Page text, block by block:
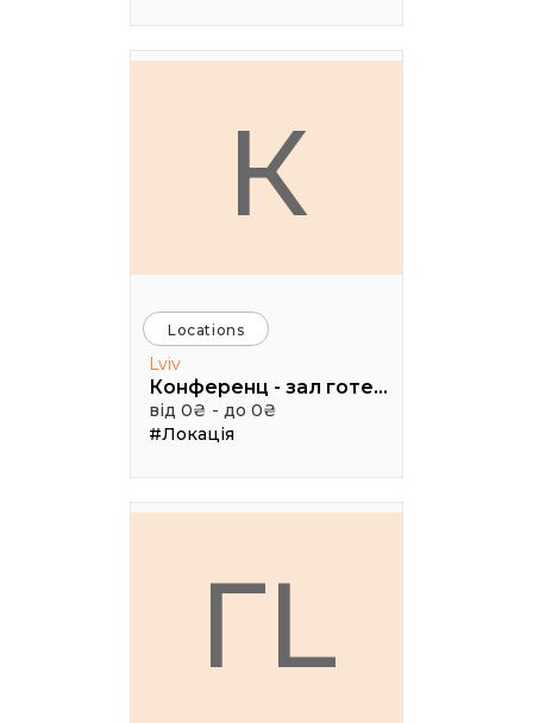
К
Locations
Lviv
Конференц - зал готелю ТАУРУС
від 0₴ - до 0₴
#Локація
ГL